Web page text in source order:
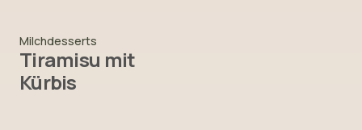
Milchdesserts
Tiramisu mit
Kürbis